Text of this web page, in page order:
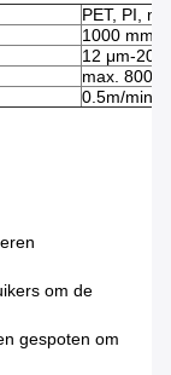
PET, PI,
1000 mm-
12 μm-200
max. 800
0.5m/min-
om de
gespoten om